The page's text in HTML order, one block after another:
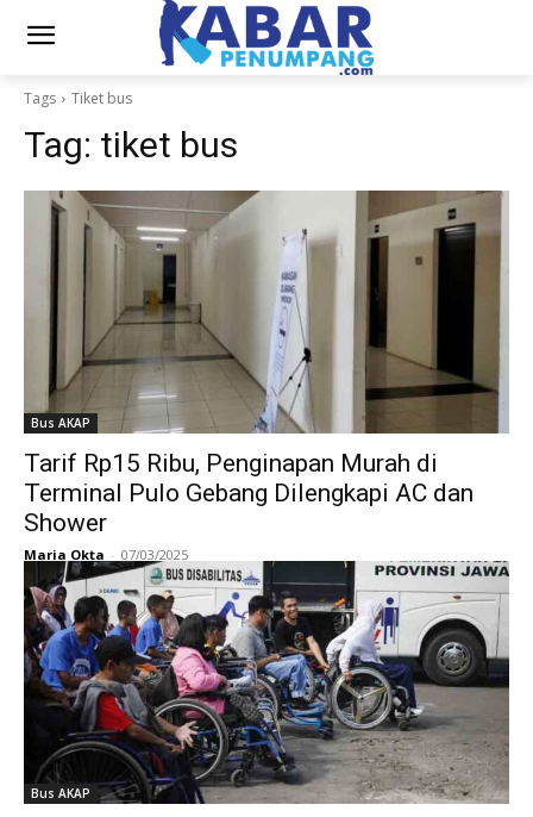
Tags Tiket bus
Tag: tiket bus
Bus AKAP
Tarif Rp15 Ribu, Penginapan Murah di
Terminal Pulo Gebang Dilengkapi AC dan
Shower
Maria Okta - 07/03/2025
Bus AKAP